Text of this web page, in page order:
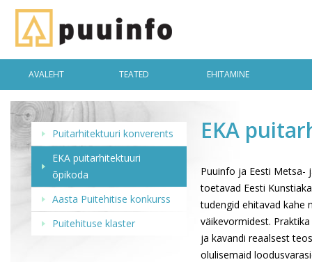
AVALEHT TEATED EHITAMINE
Puitarhitektuuri konverents
EKA puitarhitektuuri
õpikoda
Aasta Puitehitise konkurss
Puitehituse klaster
EKA
Puuinfo ja Eesti Metsa-
toetavad Eesti
tudengid ehitavad kahe
väikevormidest.
ja kavandi reaalsest
olulisemaid